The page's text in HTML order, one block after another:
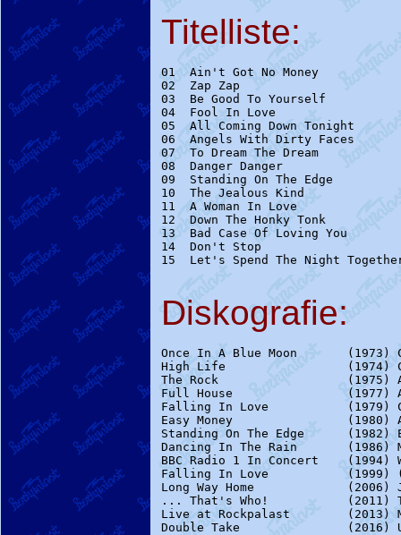
Titelliste:
01  Ain't Got No Money
02  Zap Zap
03  Be Good To Yourself
04  Fool In Love
05  All Coming Down
06  Angels With Dirty Faces
07  To Dream The Dream
08  Danger Danger
09  Standing On The Edge
10  The Jealous Kind
11  A Woman In Love
12  Down The Honky Tonk
13  Bad Case Of Loving You
14  Don't Stop
15  Let's Spend The Night
Diskografie:
Once In A Blue Moon       (1973)
High Life                 (1974)
The Rock                  (1975)
Full House
Falling In Love           (1979)
Easy Money
Standing On The Edge      (1982)
Dancing In The Rain       (1986)
BBC Radio 1 In Concert    (1994)
Falling In Love           (1999)
Long Way Home             (2006)
... That's Who!           (2011) The
Live at Rockpalast        (2013)
Double Take